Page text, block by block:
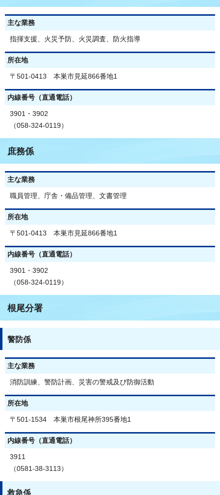
主な業務
指揮支援、火災予防、火災調査、防火指導
所在地
〒501-0413 本巣市見延866番地1
内線番号（直通電話）
3901・3902
（058-324-0119）
庶務係
主な業務
職員管理、庁舎・備品管理、文書管理
所在地
〒501-0413 本巣市見延866番地1
内線番号（直通電話）
3901・3902
（058-324-0119）
根尾分署
警防係
主な業務
消防訓練、警防計画、災害の警戒及び防御活動
所在地
〒501-1534 本巣市根尾神所395番地1
内線番号（直通電話）
3911
（0581-38-3113）
救急係